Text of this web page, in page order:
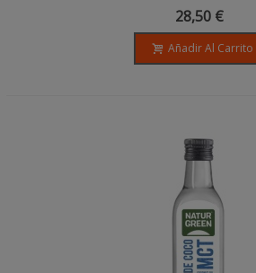
- Edición Limitada
28,50 €
Añadir Al Carrito